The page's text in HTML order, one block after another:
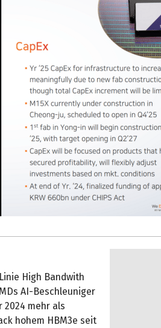
High Bandwith
AI-Beschleuniger
2024 mehr als
hohem HBM3e seit